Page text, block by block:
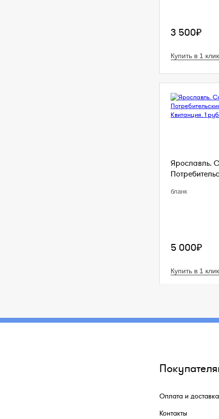
3 500₽
Купить в 1 клик
Ярославль.
бланк
5 000₽
Купить в 1 клик
Оплата и доставка
Контакты